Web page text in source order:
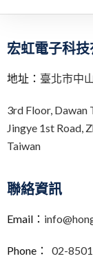
宏虹電子科技
地址： 臺北市中
3rd Floor, Dawan
Jingye 1st Road,
Taiwan
聯絡資訊
Email：
Phone： 02-